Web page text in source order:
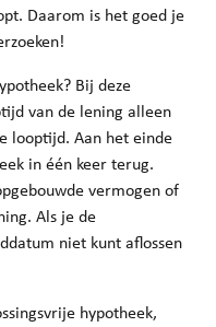
Daarom is het goed je
Bij deze
van de lening alleen
looptijd. Aan het einde
in één keer terug.
vermogen of
Als je de
niet kunt aflossen
hypotheek,